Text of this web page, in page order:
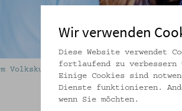
Volkskundemuseum Wien. Foto:
Wir verwenden
Diese Website verwendet
fortlaufend zu verbessern
Einige Cookies sind
Dienste funktionieren.
wenn Sie möchten.